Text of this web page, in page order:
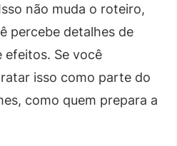
não muda o roteiro,
percebe detalhes de
Se você
isso como parte do
como quem prepara a